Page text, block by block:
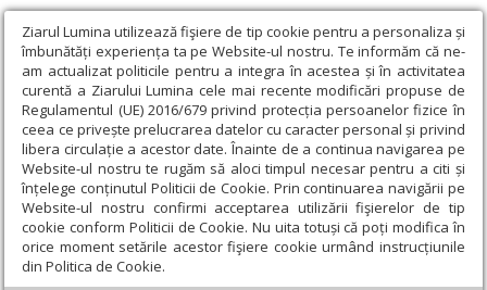
Ziarul Lumina utilizează fişiere de tip cookie pentru a personaliza și
îmbunătăți experiența ta pe Website-ul nostru. Te informăm că ne-
am actualizat politicile pentru a integra în acestea și în activitatea
curentă a Ziarului Lumina cele mai recente modificări propuse de
Regulamentul (UE) 2016/679 privind protecția persoanelor fizice în
ceea ce privește prelucrarea datelor cu caracter personal și privind
libera circulație a acestor date. Înainte de a continua navigarea pe
Website-ul nostru te rugăm să aloci timpul necesar pentru a citi și
înțelege conținutul Politicii de Cookie. Prin continuarea navigării pe
Website-ul nostru confirmi acceptarea utilizării fişierelor de tip
cookie conform Politicii de Cookie. Nu uita totuși că poți modifica în
orice moment setările acestor fişiere cookie urmând instrucțiunile
din Politica de Cookie.
Ziarul Lumina › Educaţie și Cultură › Cultură › Ghid pentru
drepturile și comercializarea proprietății intelectuale
Ghid pentru drepturile și comercializarea
proprietății intelectuale